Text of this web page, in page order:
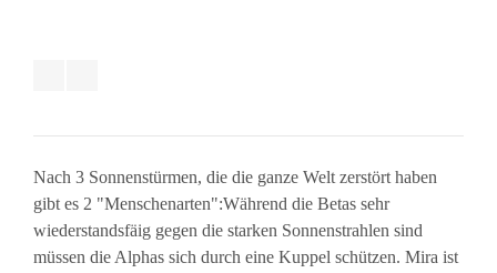
Nach 3 Sonnenstürmen, die die ganze Welt zerstört haben
gibt es 2 "Menschenarten":Während die Betas sehr
wiederstandsfäig gegen die starken Sonnenstrahlen sind
müssen die Alphas sich durch eine Kuppel schützen. Mira ist